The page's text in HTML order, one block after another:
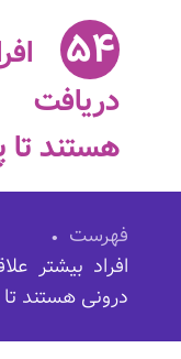
۵۴
هستند تا
فهرست
افراد بیشتر
درونی هستند